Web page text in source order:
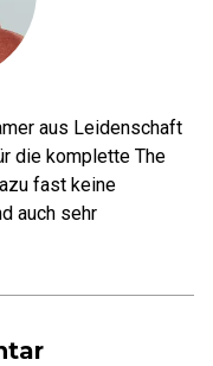
aus Leidenschaft
die komplette The
fast keine
auch sehr